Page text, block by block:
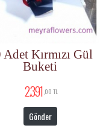
Adet Kırmızı Gül
Buketi
2.391 ,00 TL
Gönder